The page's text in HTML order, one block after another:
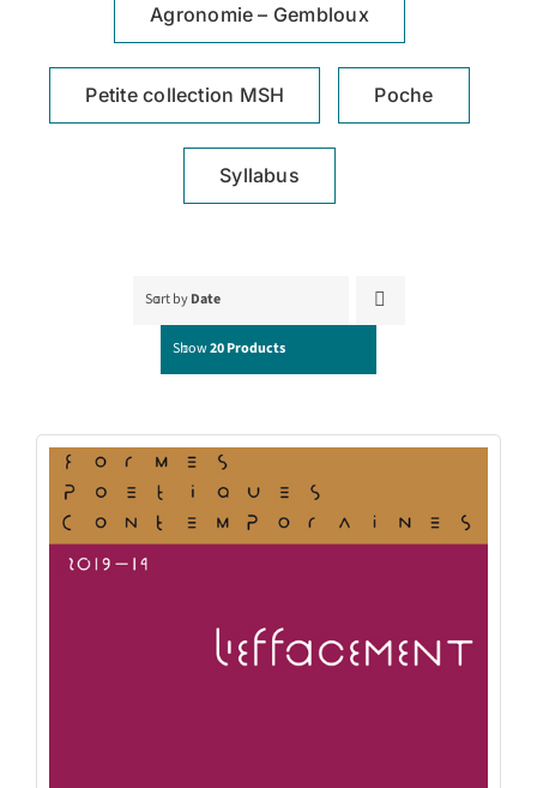
Agronomie – Gembloux
Petite collection MSH Poche
Syllabus
Sort byDate
Show20 Products